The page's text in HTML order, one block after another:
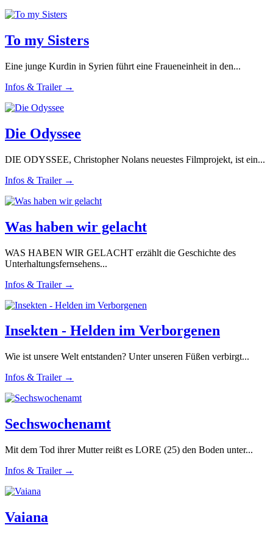
To my Sisters
Eine junge Kurdin in Syrien führt eine Fraueneinheit in den...
Infos & Trailer →
Die Odyssee
DIE ODYSSEE, Christopher Nolans neuestes Filmprojekt, ist ein...
Infos & Trailer →
Was haben wir gelacht
WAS HABEN WIR GELACHT erzählt die Geschichte des
Unterhaltungsfernsehens...
Infos & Trailer →
Insekten - Helden im Verborgenen
Wie ist unsere Welt entstanden? Unter unseren Füßen verbirgt...
Infos & Trailer →
Sechswochenamt
Mit dem Tod ihrer Mutter reißt es LORE (25) den Boden unter...
Infos & Trailer →
Vaiana